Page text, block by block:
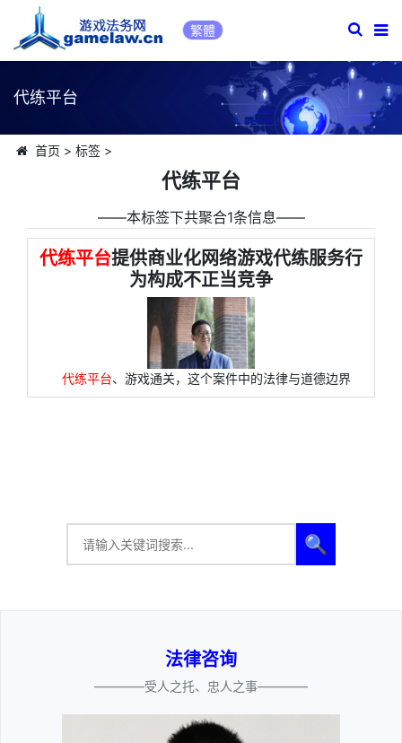
繁體
代练平台
首页 > 标签>
代练平台
――本标签下共聚合1条信息――
代练平台提供商业化网络游戏代练服务行
为构成不正当竞争
代练平台、游戏通关，这个案件中的法律与道德边界
🔍
法律咨询
————受人之托、忠人之事————